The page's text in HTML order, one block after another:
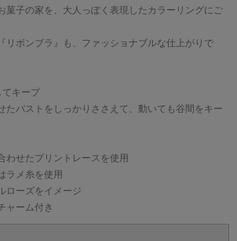
菓子の家を、大人っぽく表現したカラーリングにご
リボンブラ』も、ファッショナブルな仕上がりで
てキープ
バストをしっかりささえて、動いても谷間をキー
わせたプリントレースを使用
ラメ糸を使用
ローズをイメージ
ャーム付き